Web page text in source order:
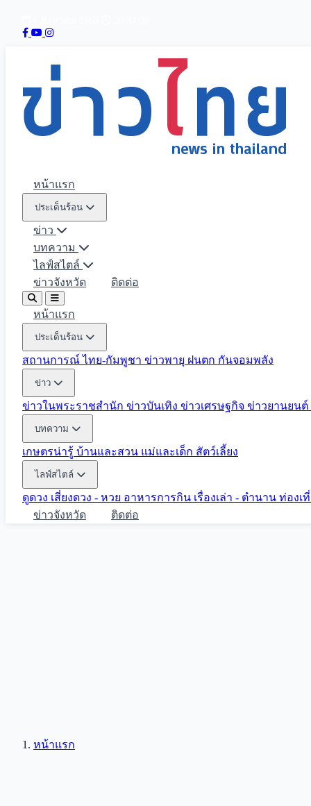
หน้าแรก
ประเด็นร้อน
ข่าว
บทความ
ไลฟ์สไตล์
ข่าวจังหวัด
ติดต่อ
หน้าแรก
ประเด็นร้อน
สถานการณ์ ไทย-กัมพูชา ข่าวพายุ ฝนตก กันจอมพลัง
ข่าว
ข่าวในพระราชสำนัก ข่าวบันเทิง ข่าวเศรษฐกิจ ข่าวยานยนต์
บทความ
เกษตรน่ารู้ บ้านและสวน แม่และเด็ก สัตว์เลี้ยง
ไลฟ์สไตล์
ดูดวง เสี่ยงดวง - หวย อาหารการกิน เรื่องเล่า - ตำนาน ท่องเ
ข่าวจังหวัด
ติดต่อ
หน้าแรก